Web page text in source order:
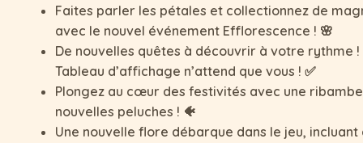
Faites parler les pétales et collectionnez de
avec le nouvel événement Efflorescence ! 🌸
De nouvelles quêtes à découvrir à votre rythme !
Tableau d’affichage n’attend que vous ! ✅
Plongez au cœur des festivités avec une
nouvelles peluches ! 🐠
Une nouvelle flore débarque dans le jeu, incluant